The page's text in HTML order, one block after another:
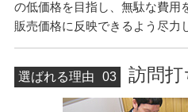
の低価格を目指し、無駄な費用
販売価格に反映できるよう尽力
選ばれる理由 03 訪問